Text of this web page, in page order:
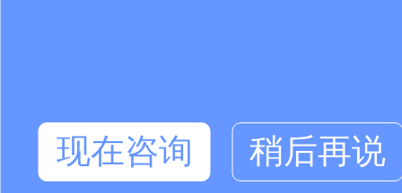
现在咨询 稍后再说